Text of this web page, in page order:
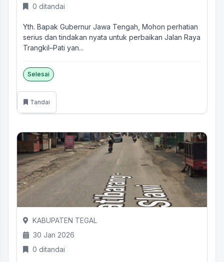
0 ditandai
Yth. Bapak Gubernur Jawa Tengah, Mohon perhatian
serius dan tindakan nyata untuk perbaikan Jalan Raya
Trangkil–Pati yan...
Selesai
Tandai
KABUPATEN TEGAL
30 Jan 2026
0 ditandai